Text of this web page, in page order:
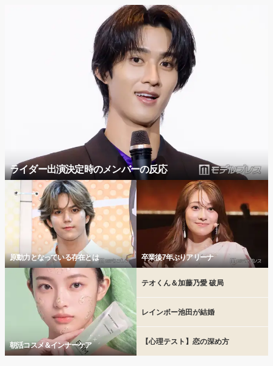
ライダー出演決定時のメンバーの反応
原動力となっている存在とは 卒業後7年ぶりアリーナ
朝活コスメ＆インナーケア
テオくん＆加藤乃愛 破局
レインボー池田が結婚
【心理テスト】恋の深め方